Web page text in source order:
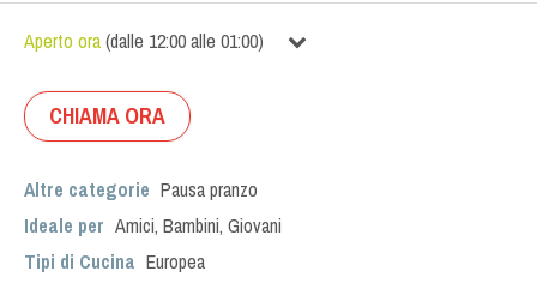
Aperto ora(dalle 12:00alle 01:00)
CHIAMA ORA
Altre categorie Pausa pranzo
Ideale per Amici, Bambini, Giovani
Tipi di Cucina Europea